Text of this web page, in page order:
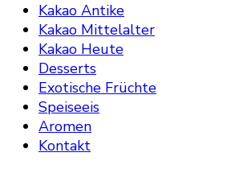
Kakao Antike
Kakao Mittelalter
Kakao Heute
Desserts
Exotische Früchte
Speiseeis
Aromen
Kontakt